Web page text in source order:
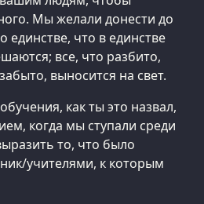
Мы желали донести до
единстве, что в единстве
все, что разбито,
выносится на свет.
как ты это назвал,
когда мы ступали среди
то, что было
учителями, к которым